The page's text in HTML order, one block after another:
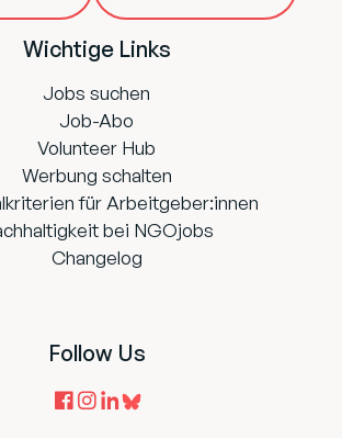
Wichtige Links
Jobs suchen
Job-Abo
Volunteer Hub
Werbung schalten
für Arbeitgeber:innen
bei NGOjobs
Changelog
Follow Us